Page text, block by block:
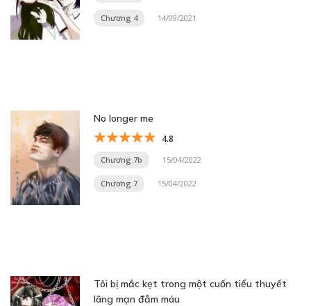
Chương 4 14/09/2021
No longer me
4.8
Chương 7b 15/04/2022
Chương 7 15/04/2022
Tôi bị mắc kẹt trong một cuốn tiểu thuyết
lãng mạn đẫm máu